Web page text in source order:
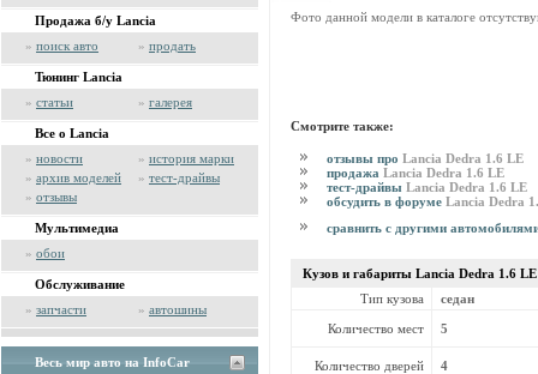
Продажа б/у Lancia
» поиск авто » продать
Тюнинг Lancia
» статьи » галерея
Все о Lancia
» новости » история марки
» архив моделей » тест-драйвы
» отзывы
Мультимедиа
» обои
Обслуживание
» запчасти » автошины
Весь мир авто на InfoCar
Фото данной модели в каталоге
Смотрите также:
отзывы про Lancia Dedra 1.6 LE
продажа Lancia Dedra 1.6 LE
тест-драйвы Lancia Dedra 1.6 LE
обсудить в форуме Lancia Dedra
сравнить с другими
Кузов и габариты Lancia Dedra 1.6 LE
Тип кузова
седан
Количество мест 5
Количество дверей 4